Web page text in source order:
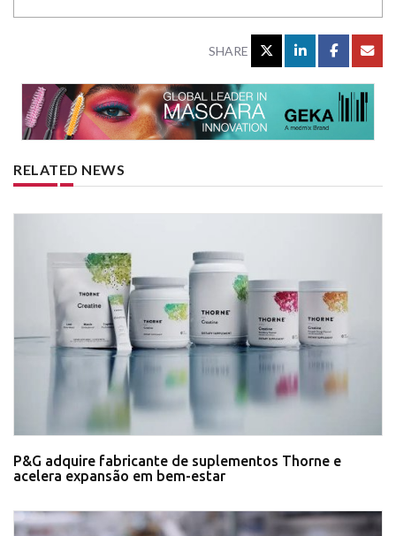
SHARE
RELATED NEWS
P&G adquire fabricante de suplementos Thorne e
acelera expansão em bem-estar